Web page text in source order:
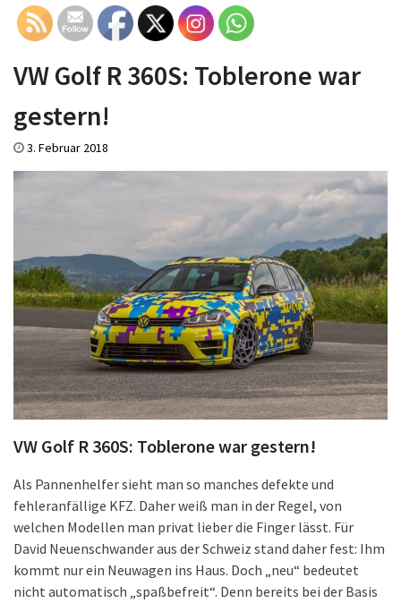
VW Golf R 360S: Toblerone war
gestern!
3. Februar 2018
VW Golf R 360S: Toblerone war gestern!
Als Pannenhelfer sieht man so manches defekte und
fehleranfällige KFZ. Daher weiß man in der Regel, von
welchen Modellen man privat lieber die Finger lässt. Für
David Neuenschwander aus der Schweiz stand daher fest: Ihm
kommt nur ein Neuwagen ins Haus. Doch „neu“ bedeutet
nicht automatisch „spaßbefreit“. Denn bereits bei der Basis